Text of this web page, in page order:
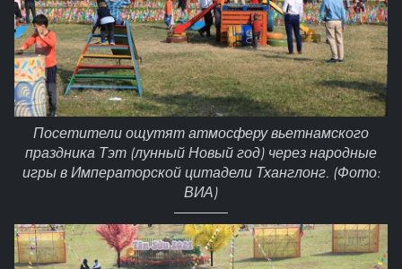
Посетители ощутят атмосферу вьетнамского
праздника Тэт (лунный Новый год) через народные
игры в Императорской цитадели Тханглонг. (Фото:
ВИА)